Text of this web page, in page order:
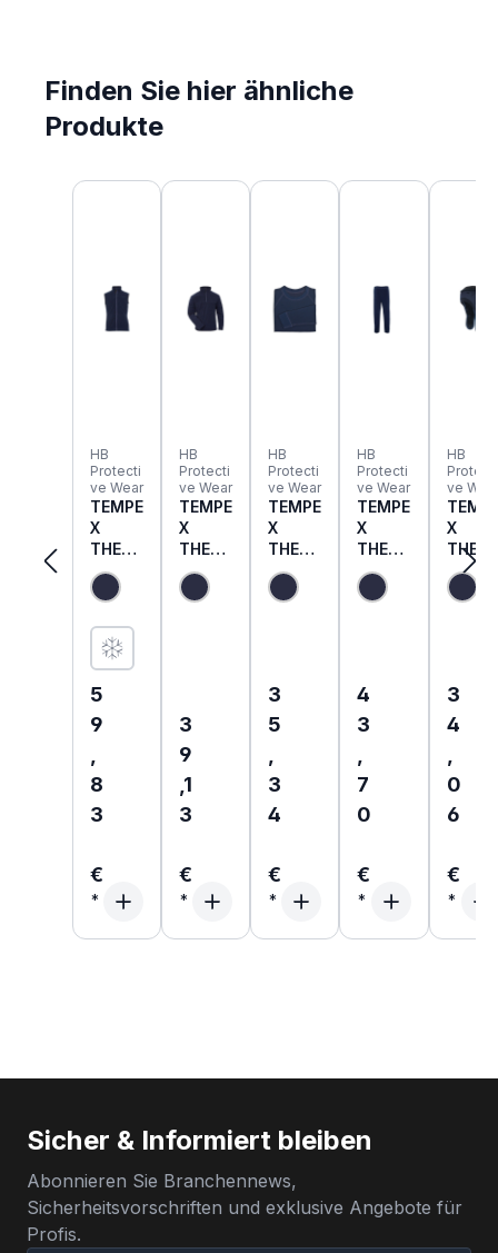
Finden Sie hier ähnliche
Produkte
Produktgalerie überspringen
HB
Protecti
ve Wear
TEMPE
X
THER
MO
Fleece
Regulärer Preis:
5
9
8
3
€
HB
Protecti
ve Wear
TEMPE
X
THER
MO
Fleece
Regulärer Preis:
3
9
,1
3
€
HB
Protecti
ve Wear
TEMPE
X
THER
MO
Unterh
Regulärer Preis:
3
5
3
4
€
HB
Protecti
ve Wear
TEMPE
X
THER
MO
Fleece
Regulärer
4
3
7
0
€
HB
Protecti
ve
X
THER
MO
Isolier
3
4
0
6
€
Sicher & Informiert bleiben
Abonnieren Sie Branchennews,
Sicherheitsvorschriften und exklusive Angebote für
Profis.